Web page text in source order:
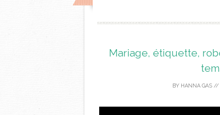
Mariage, étiquette,
BY HANNA GAS//